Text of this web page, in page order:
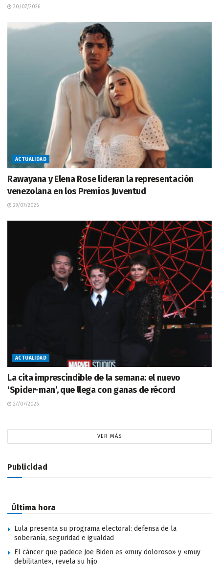
30/07/2026
ACTUALIDAD
Rawayana y Elena Rose lideran la representación
venezolana en los Premios Juventud
29/07/2026
ACTUALIDAD
La cita imprescindible de la semana: el nuevo
‘Spider-man’, que llega con ganas de récord
27/07/2026
VER MÁS
Publicidad
Última hora
Lula presenta su programa electoral: defensa de la
soberanía, seguridad e igualdad
El cáncer que padece Joe Biden es «muy doloroso» y «muy
debilitante», revela su hijo